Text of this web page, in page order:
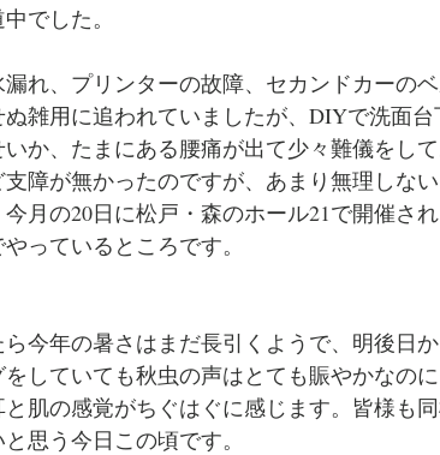
でした。
れ、プリンターの故障、セカンドカーの
雑用に追われていましたが、DIYで洗面
か、たまにある腰痛が出て少々難儀をして
障が無かったのですが、あまり無理しな
月の20日に松戸・森のホール21で開催さ
っているところです。
今年の暑さはまだ長引くようで、明後日
していても秋虫の声はとても賑やかなの
肌の感覚がちぐはぐに感じます。皆様も同
思う今日この頃です。